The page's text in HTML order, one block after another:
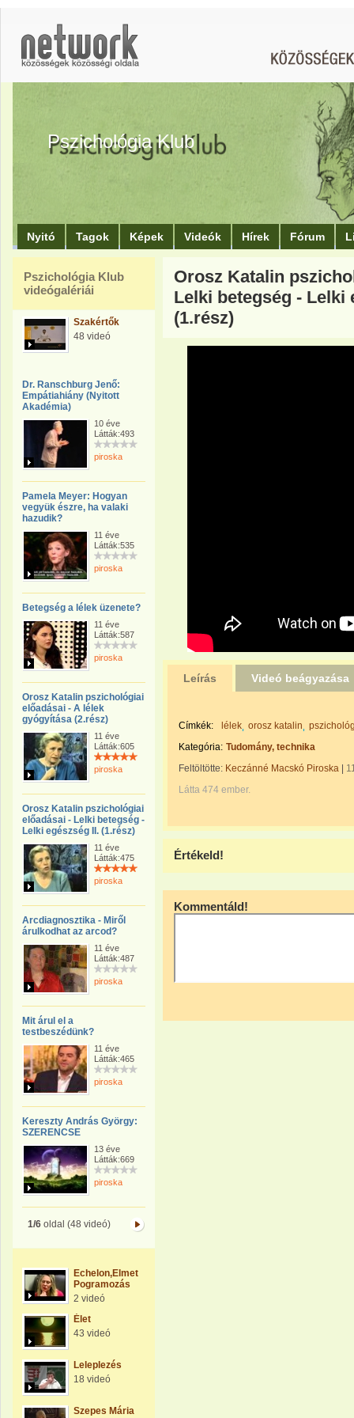
Pszichológia Klub
Nyitó Tagok Képek Videók Hírek Fórum
Pszichológia Klub
videógalériái
Szakértők
48 videó
Dr. Ranschburg Jenő:
Empátiahiány (Nyitott
Akadémia)
10 éve
Látták:493
piroska
Pamela Meyer: Hogyan
vegyük észre, ha valaki
hazudik?
11 éve
Látták:535
piroska
Betegség a lélek üzenete?
11 éve
Látták:587
piroska
Orosz Katalin pszichológiai
előadásai - A lélek
gyógyítása (2.rész)
11 éve
Látták:605
piroska
Orosz Katalin pszichológiai
előadásai - Lelki betegség -
Lelki egészség II. (1.rész)
11 éve
Látták:475
piroska
Arcdiagnosztika - Miről
árulkodhat az arcod?
11 éve
Látták:487
piroska
Mit árul el a
testbeszédünk?
11 éve
Látták:465
piroska
Kereszty András György:
SZERENCSE
13 éve
Látták:669
piroska
1/6oldal (48 videó)
Echelon,Elmetechnologia,Ember-
Pogramozás
2 videó
Élet
43 videó
Leleplezés
18 videó
Szepes Mária
Orosz Katalin
Lelki betegség - Lelki
(1.rész)
Leírás Videó beágyazása
Címkék: lélek orosz katalin
Kategória: Tudomány, technika
Feltöltötte: Keczánné Macskó Piroska
Látta 474 ember.
Értékeld!
Kommentáld!